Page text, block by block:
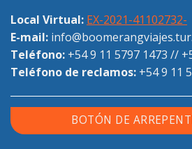
Local Virtual: EX-2021-41102732-
E-mail:
Teléfono: +54 9 11 5797 1473 //
Teléfono de reclamos: +54 9 11
BOTÓN DE